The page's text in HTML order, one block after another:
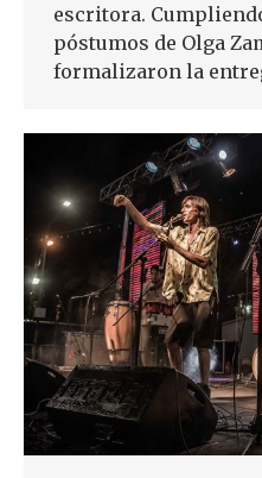
escritora.
póstumos de Olga
formalizaron la